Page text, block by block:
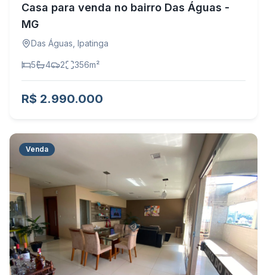
Casa para venda no bairro Das Águas -
MG
Das Águas Ipatinga
5 4 2 356m²
R$ 2.990.000
Venda